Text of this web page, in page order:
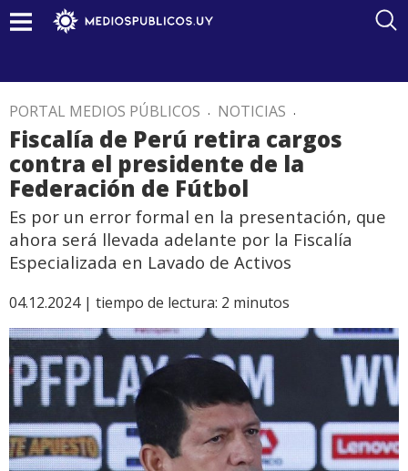
PORTAL MEDIOS PÚBLICOS . NOTICIAS .
Fiscalía de Perú retira cargos
contra el presidente de la
Federación de Fútbol
Es por un error formal en la presentación, que
ahora será llevada adelante por la Fiscalía
Especializada en Lavado de Activos
04.12.2024 | tiempo de lectura: 2 minutos